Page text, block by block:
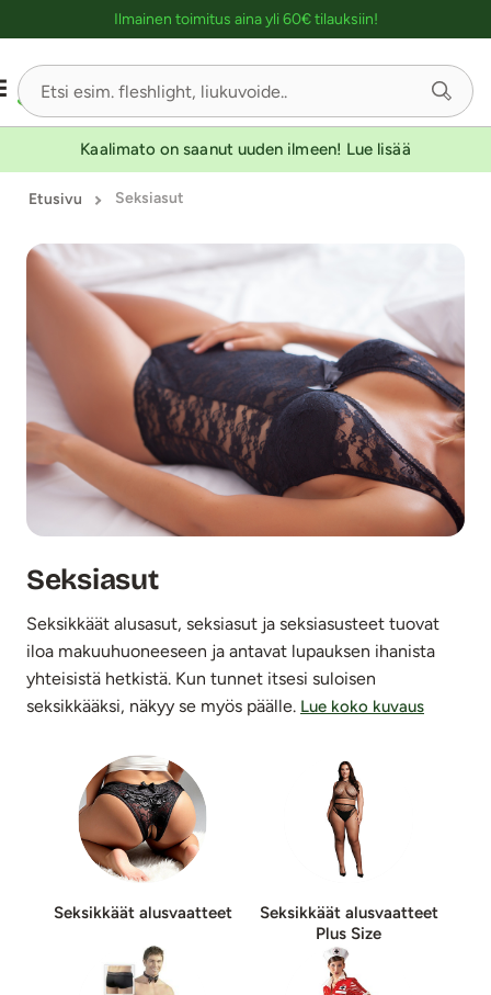
Ilmainen toimitus aina yli 60€ tilauksiin!
Kaalimato on saanut uuden ilmeen! Lue lisää
Etusivu Seksiasut
Seksiasut
Seksikkäät alusasut, seksiasut ja seksiasusteet tuovat
iloa makuuhuoneeseen ja antavat lupauksen ihanista
yhteisistä hetkistä. Kun tunnet itsesi suloisen
seksikkääksi, näkyy se myös päälle. Lue koko kuvaus
Seksikkäät alusvaatteet
Seksikkäät alusvaatteet
Plus Size
-
-
Sivu 2/10